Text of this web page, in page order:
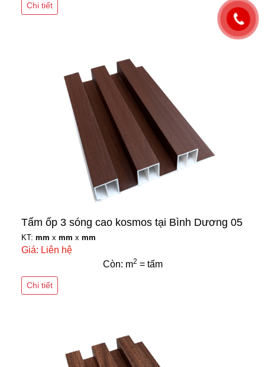
Chi tiết
Tấm ốp 3 sóng cao kosmos tại Bình Dương 05
KT: mm x mm x mm
Giá: Liên hệ
Còn: m2 = tấm
Chi tiết